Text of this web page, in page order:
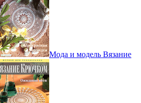
Мода и модель Вязание